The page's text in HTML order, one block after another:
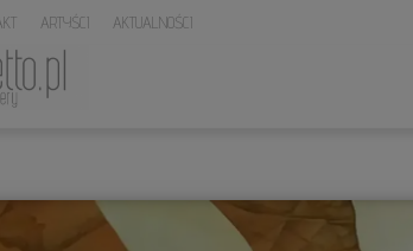
ARTYŚCI AKTUALNOŚCI